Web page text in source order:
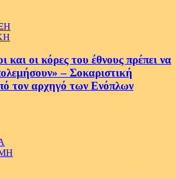
και οι κόρες του έθνους πρέπει να
– Σοκαριστική
τον αρχηγό των Ενόπλων